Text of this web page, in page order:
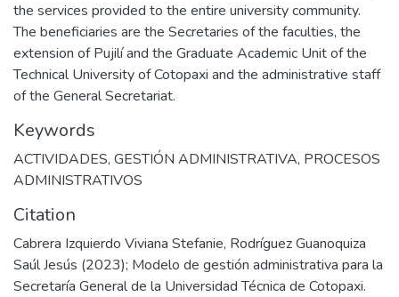
the services provided to the entire university community.
The beneficiaries are the Secretaries of the faculties, the
extension of Pujilí and the Graduate Academic Unit of the
Technical University of Cotopaxi and the administrative staff
of the General Secretariat.
Keywords
ACTIVIDADES, GESTIÓN ADMINISTRATIVA, PROCESOS
ADMINISTRATIVOS
Citation
Cabrera Izquierdo Viviana Stefanie, Rodríguez Guanoquiza
Saúl Jesús (2023); Modelo de gestión administrativa para la
Secretaría General de la Universidad Técnica de Cotopaxi.